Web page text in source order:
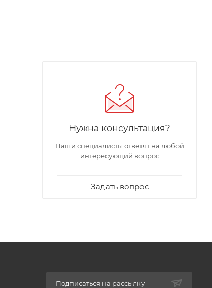
Нужна консультация?
Наши специалисты ответят на любой
интересующий вопрос
Задать вопрос
Подписаться на рассылку